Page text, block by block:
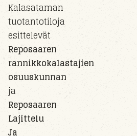
Kalasataman
tuotantotiloja
esittelevät
Reposaaren
rannikkokalastajien
osuuskunnan
ja
Reposaaren
Lajittelu
Ja